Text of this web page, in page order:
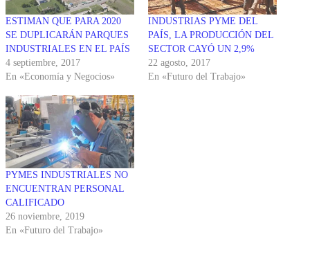
ESTIMAN QUE PARA 2020
SE DUPLICARÁN PARQUES
INDUSTRIALES EN EL PAÍS
4 septiembre, 2017
En «Economía y Negocios»
INDUSTRIAS PYME DEL
PAÍS, LA PRODUCCIÓN DEL
SECTOR CAYÓ UN 2,9%
22 agosto, 2017
En «Futuro del Trabajo»
PYMES INDUSTRIALES NO
ENCUENTRAN PERSONAL
CALIFICADO
26 noviembre, 2019
En «Futuro del Trabajo»